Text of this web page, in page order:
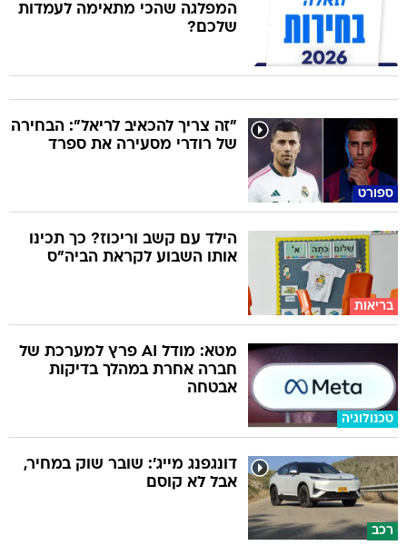
המפלגה שהכי מתאימה לעמדות
שלכם?
ספורט
"זה צריך להכאיב לריאל": הבחירה
של רודרי מסעירה את ספרד
בריאות
הילד עם קשב וריכוז? כך תכינו
אותו השבוע לקראת הביה"ס
טכנולוגיה
מטא: מודל AI פרץ למערכת של
חברה אחרת במהלך בדיקות
אבטחה
רכב
דונגפנג מייג': שובר שוק במחיר,
אבל לא קוסם